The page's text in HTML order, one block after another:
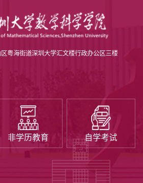
粤海街道深圳大学汇文楼行政办公区三楼
非学历教育 自学考试